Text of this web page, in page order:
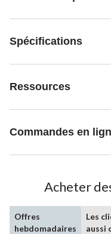
Spécifications
Ressources
Commandes en
Acheter
Offres
hebdomadaires
Les
aussi